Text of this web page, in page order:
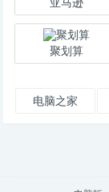
聚划算
电脑之家